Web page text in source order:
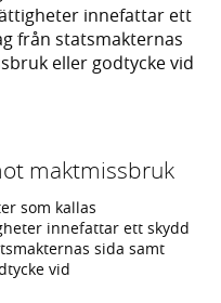
innefattar ett
från statsmakternas
eller godtycke vid
maktmissbruk
som kallas
innefattar ett skydd
sida samt
vid